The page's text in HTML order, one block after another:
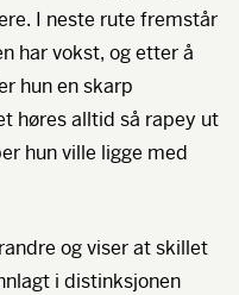
I neste rute fremstår
har vokst, og etter å
hun en skarp
høres alltid så rapey ut
hun ville ligge med
og viser at skillet
i distinksjonen